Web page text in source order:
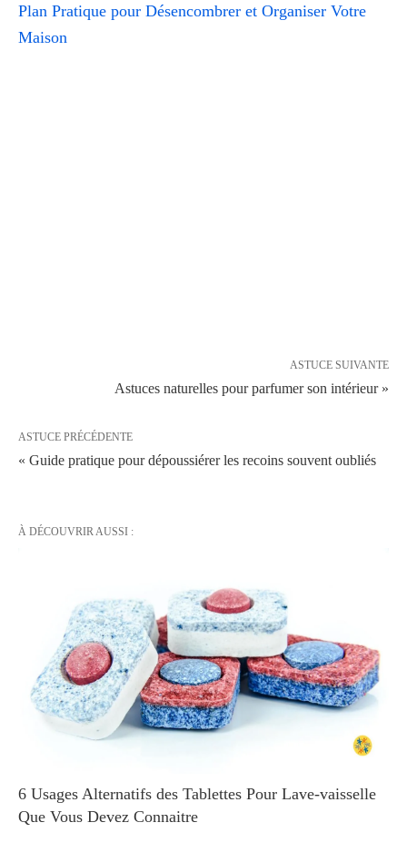
Plan Pratique pour Désencombrer et Organiser Votre
Maison
ASTUCE SUIVANTE
Astuces naturelles pour parfumer son intérieur »
ASTUCE PRÉCÉDENTE
« Guide pratique pour dépoussiérer les recoins souvent oubliés
À DÉCOUVRIR AUSSI :
6 Usages Alternatifs des Tablettes Pour Lave-vaisselle
Que Vous Devez Connaitre